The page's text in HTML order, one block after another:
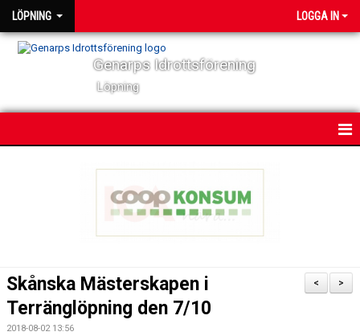
LÖPNING LOGGA IN
Genarps Idrottsförening
Löpning
VÅRA LÖPARE
>
<
Skånska Mästerskapen i
Terränglöpning den 7/10
2018-08-02 13:56